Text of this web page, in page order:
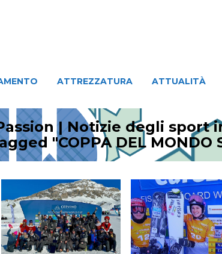
ATTREZZATURA ATTUALITÀ
| Notizie degli sport
"COPPA DEL MONDO